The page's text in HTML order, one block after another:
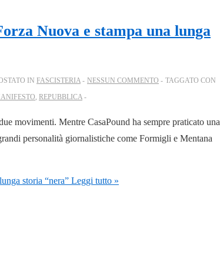
Nuova e stampa una lunga
IN FASCISTERIA NESSUN COMMENTO
TAGGATO CON
, REPUBBLICA
movimenti. Mentre CasaPound ha sempre praticato una
personalità giornalistiche come Formigli e Mentana
storia “nera” Leggi tutto »